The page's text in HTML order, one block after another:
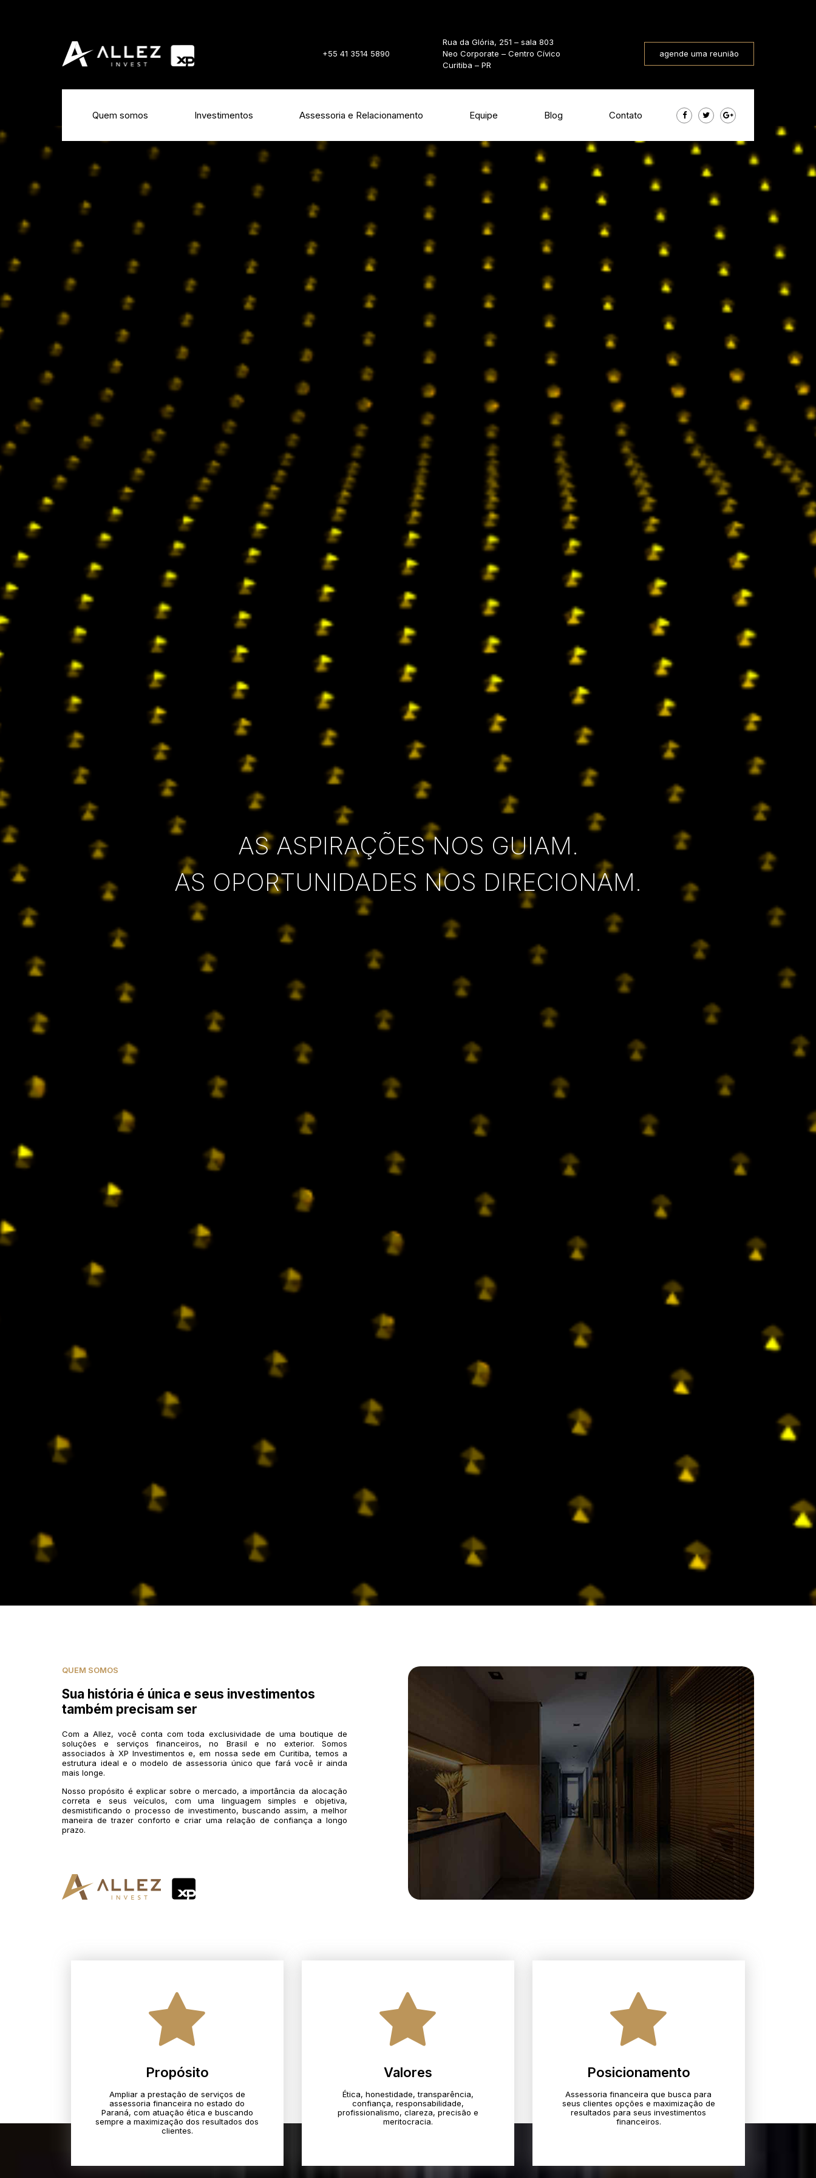
+55 41 3514 5890
Rua da Glória, 251 – sala 803
Neo Corporate – Centro Cívico
Curitiba – PR
agende uma reunião
Quem somos Investimentos Assessoria e Relacionamento Equipe Blog Contato
AS ASPIRAÇÕES NOS GUIAM.
AS OPORTUNIDADES NOS DIRECIONAM.
QUEM SOMOS
Sua história é única e seus investimentos
também precisam ser
Com a Allez, você conta com toda exclusividade de uma boutique de
soluções e serviços financeiros, no Brasil e no exterior. Somos
associados à XP Investimentos e, em nossa sede em Curitiba, temos a
estrutura ideal e o modelo de assessoria único que fará você ir ainda
mais longe.
Nosso propósito é explicar sobre o mercado, a importância da alocação
correta e seus veículos, com uma linguagem simples e objetiva,
desmistificando o processo de investimento, buscando assim, a melhor
maneira de trazer conforto e criar uma relação de confiança a longo
prazo.
Propósito
Ampliar a prestação de serviços de
assessoria financeira no estado do
Paraná, com atuação ética e buscando
sempre a maximização dos resultados dos
clientes.
Valores
Ética, honestidade, transparência,
confiança, responsabilidade,
profissionalismo, clareza, precisão e
meritocracia.​
Posicionamento
Assessoria financeira que busca para
seus clientes opções e maximização de
resultados para seus investimentos
financeiros.